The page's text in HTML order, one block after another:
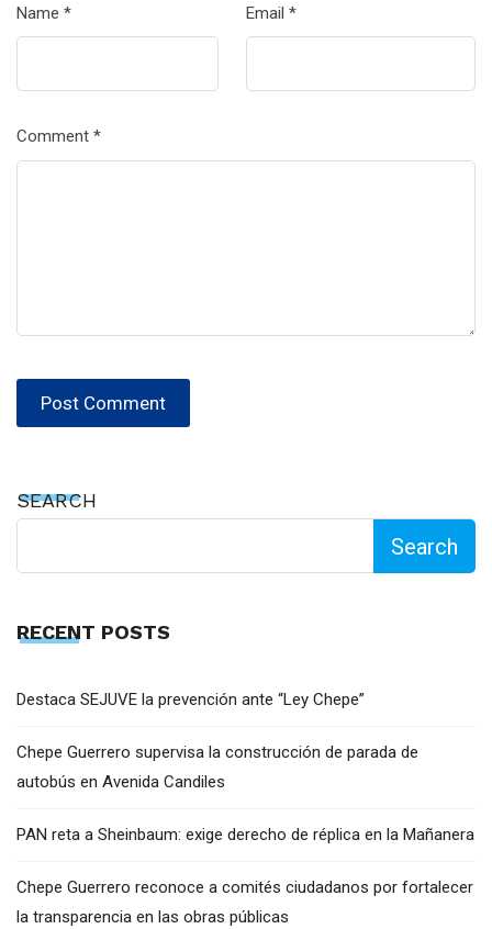
Name * Email *
Comment *
SEARCH
Search
RECENT POSTS
Destaca SEJUVE la prevención ante “Ley Chepe”
Chepe Guerrero supervisa la construcción de parada de
autobús en Avenida Candiles
PAN reta a Sheinbaum: exige derecho de réplica en la Mañanera
Chepe Guerrero reconoce a comités ciudadanos por fortalecer
la transparencia en las obras públicas